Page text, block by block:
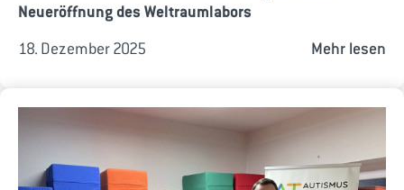
Neueröffnung des Weltraumlabors
18. Dezember 2025 Mehr lesen